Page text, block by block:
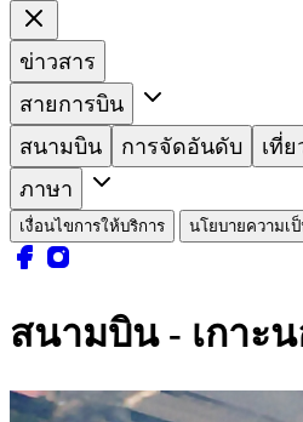
ข่าวสาร
สายการบิน
สนามบิน
การจัดอันดับ
เที่
ภาษา
เงื่อนไขการให้บริการ นโยบายความเ
สนามบิน - เกาะ